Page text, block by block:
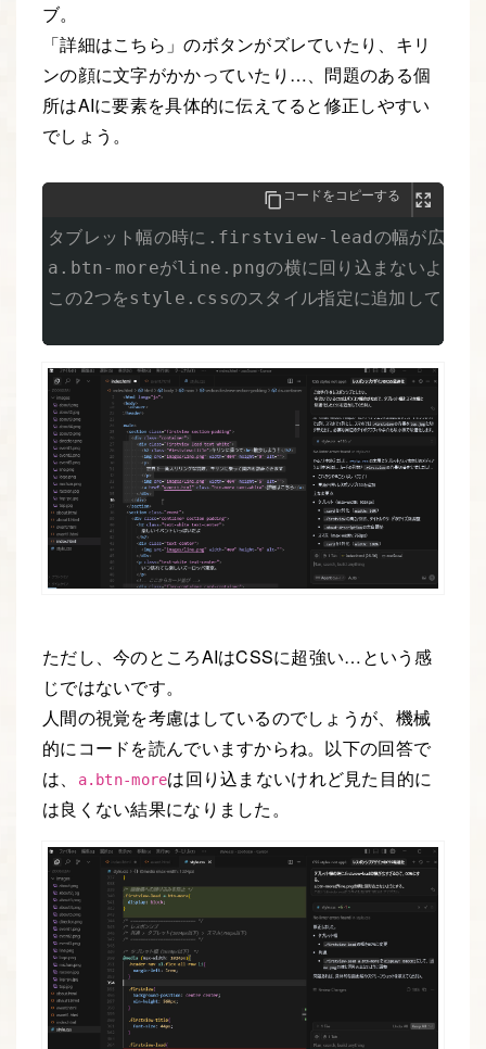
ブ。
「詳細はこちら」のボタンがズレていたり、キリ
ンの顔に文字がかかっていたり…、問題のある個
所はAIに要素を具体的に伝えてると修正しやすい
でしょう。
コードをコピーする
タブレット幅の時に.firstview-leadの幅が広すぎ
a.btn-moreがline.pngの横に回り込まないように
この2つをstyle.cssのスタイル指定に追加してくだ
ただし、今のところAIはCSSに超強い…という感
じではないです。
人間の視覚を考慮はしているのでしょうが、機械
的にコードを読んでいますからね。以下の回答で
は、
a.btn-moreは回り込まないけれど見た目的に
は良くない結果になりました。